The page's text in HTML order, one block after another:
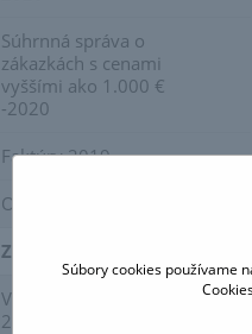
Súhrnná správa o
zákazkách s cenami
vyššími ako 1.000 €
-2020
Faktúry 2019
Objednávky 2019
Zmluvy 2019
Verejné obstarávanie
2019
Súbory cookies používame